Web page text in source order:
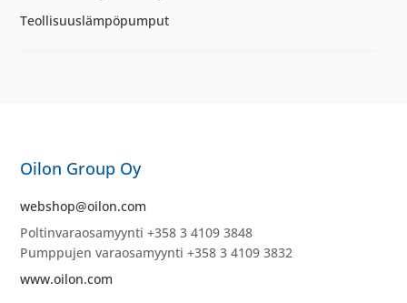
Teollisuuslämpöpumput
Oilon Group Oy
webshop@oilon.com
Poltinvaraosamyynti +358 3 4109 3848
Pumppujen varaosamyynti +358 3 4109 3832
www.oilon.com